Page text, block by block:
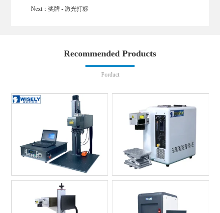
Next： 奖牌 - 激光打标
Recommended Products
Porduct